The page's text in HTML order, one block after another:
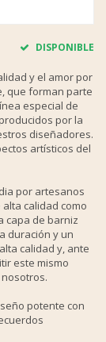
DISPONIBLE
y el amor por
que forman parte
especial de
por la
diseñadores.
artísticos del
por artesanos
calidad como
capa de barniz
duración y un
calidad y, ante
este mismo
potente con